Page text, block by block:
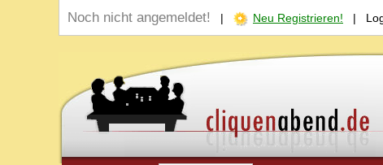
Noch nicht angemeldet! | Neu Registrieren! |